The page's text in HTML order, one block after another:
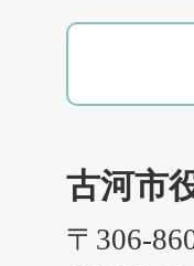
古河市
〒306-